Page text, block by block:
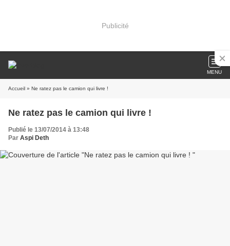
Publicité
MENU
Accueil » Ne ratez pas le camion qui livre !
Ne ratez pas le camion qui livre !
Publié le 13/07/2014 à 13:48
Par Aspi Deth